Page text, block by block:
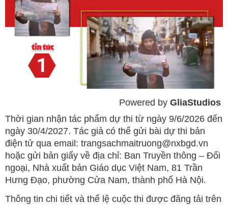
Powered by GliaStudios
Thời gian nhận tác phẩm dự thi từ ngày 9/6/2026 đến
ngày 30/4/2027. Tác giả có thể gửi bài dự thi bản
điện tử qua email: trangsachmaitruong@nxbgd.vn
hoặc gửi bản giấy về địa chỉ: Ban Truyền thông – Đối
ngoại, Nhà xuất bản Giáo dục Việt Nam, 81 Trần
Hưng Đạo, phường Cửa Nam, thành phố Hà Nội.
Thông tin chi tiết và thể lệ cuộc thi được đăng tải trên